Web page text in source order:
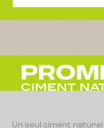
Un seul ciment